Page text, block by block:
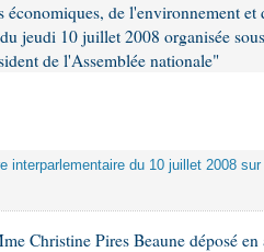
économiques, de l'environnement
jeudi 10 juillet 2008 organisée
de l'Assemblée nationale"
interparlementaire du 10 juillet 2008
Christine Pires Beaune déposé